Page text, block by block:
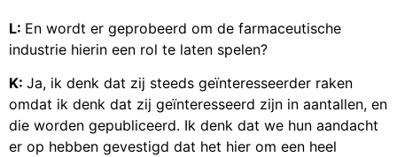
L: En wordt er geprobeerd om de farmaceutische
industrie hierin een rol te laten spelen?
K: Ja, ik denk dat zij steeds geïnteresseerder raken
omdat ik denk dat zij geïnteresseerd zijn in aantallen, en
die worden gepubliceerd. Ik denk dat we hun aandacht
er op hebben gevestigd dat het hier om een heel